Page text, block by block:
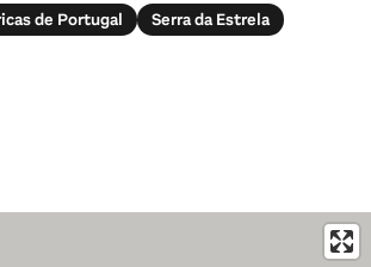
de Portugal Serra da Estrela